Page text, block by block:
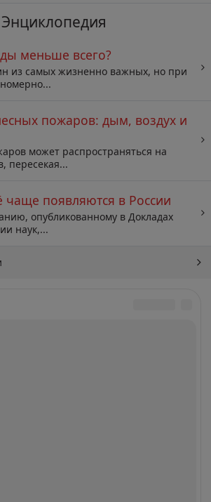
Энциклопедия
меньше всего?
из самых жизненно важных, но при
пожаров: дым, воздух и
может распространяться на
пересекая...
чаще появляются в России
опубликованному в Докладах
наук,...